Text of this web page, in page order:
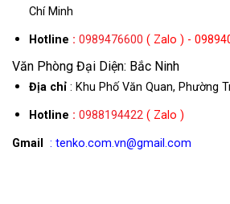
Chí Minh
Hotline : 0989476600 ( Zalo ) -
Văn Phòng Đại Diện: Bắc Ninh
Địa chỉ: Khu Phố Văn Quan, Phường
Hotline : 0988194422( Zalo )
Gmail : tenko.com.vn@gmail.com